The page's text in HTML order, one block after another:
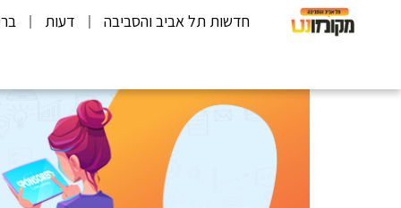
חדשות תל אביב והסביבה דעות